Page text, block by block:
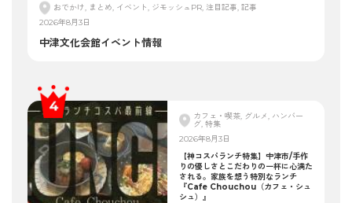
おでかけ, まとめ, イベント, ジモッシュPR, 注目記事, 記事
2026年8月3日
中津文化会館イベント情報
カフェ・喫茶, グルメ, ハンバー
グ, 特集
2026年8月3日
【神コスパランチ特集】中津市/手作
りの優しさとこだわりの一杯に心満た
される。家族を想う特別なランチ
『Cafe Chouchou（カフェ・シュ
シュ）』